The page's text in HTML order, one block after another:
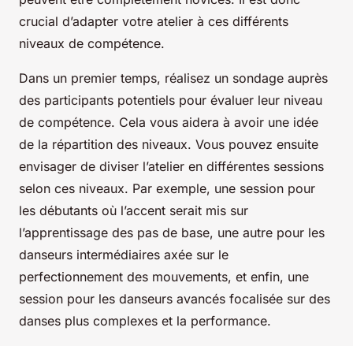
crucial d’adapter votre atelier à ces différents
niveaux de compétence.
Dans un premier temps, réalisez un sondage auprès
des participants potentiels pour évaluer leur niveau
de compétence. Cela vous aidera à avoir une idée
de la répartition des niveaux. Vous pouvez ensuite
envisager de diviser l’atelier en différentes sessions
selon ces niveaux. Par exemple, une session pour
les débutants où l’accent serait mis sur
l’apprentissage des pas de base, une autre pour les
danseurs intermédiaires axée sur le
perfectionnement des mouvements, et enfin, une
session pour les danseurs avancés focalisée sur des
danses plus complexes et la performance.